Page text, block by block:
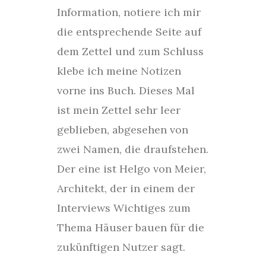
Information, notiere ich mir
die entsprechende Seite auf
dem Zettel und zum Schluss
klebe ich meine Notizen
vorne ins Buch. Dieses Mal
ist mein Zettel sehr leer
geblieben, abgesehen von
zwei Namen, die draufstehen.
Der eine ist Helgo von Meier,
Architekt, der in einem der
Interviews Wichtiges zum
Thema Häuser bauen für die
zukünftigen Nutzer sagt.